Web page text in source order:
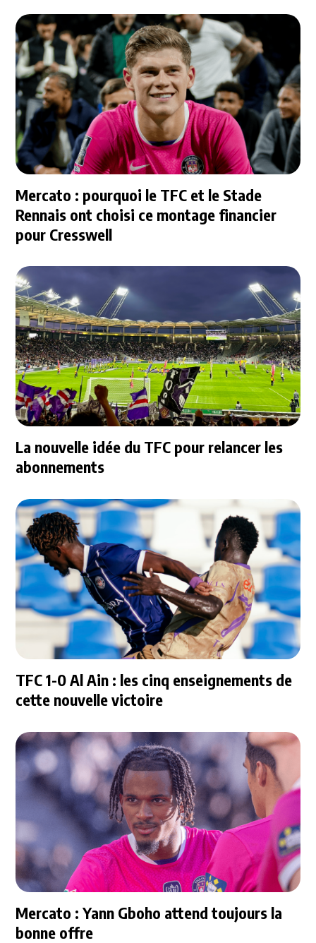
Mercato : pourquoi le TFC et le Stade
Rennais ont choisi ce montage financier
pour Cresswell
La nouvelle idée du TFC pour relancer les
abonnements
TFC 1-0 Al Ain : les cinq enseignements de
cette nouvelle victoire
Mercato : Yann Gboho attend toujours la
bonne offre